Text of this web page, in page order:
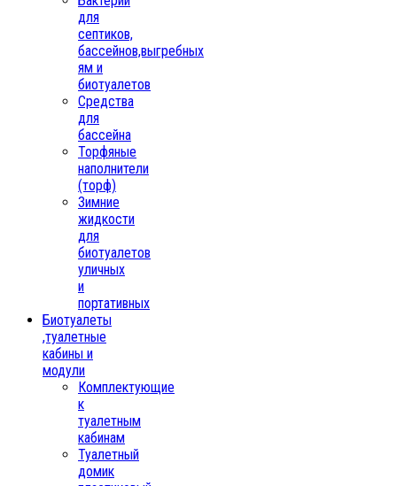
для
септиков,
бассейнов,выгребных
ям и
биотуалетов
Средства
для
бассейна
Торфяные
наполнители
(торф)
Зимние
жидкости
для
биотуалетов
уличных
и
портативных
Биотуалеты
,туалетные
кабины и
модули
Комплектующие
к
туалетным
кабинам
Туалетный
домик